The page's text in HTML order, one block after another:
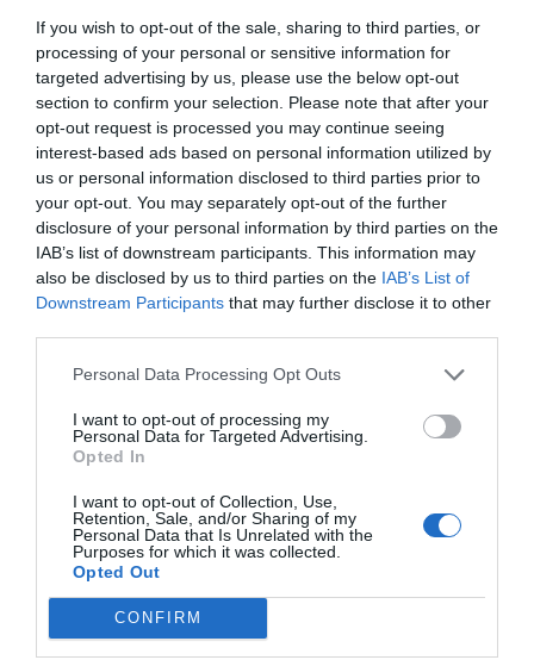
If you wish to opt-out of the sale, sharing to third parties, or
processing of your personal or sensitive information for
targeted advertising by us, please use the below opt-out
section to confirm your selection. Please note that after your
opt-out request is processed you may continue seeing
interest-based ads based on personal information utilized by
us or personal information disclosed to third parties prior to
your opt-out. You may separately opt-out of the further
disclosure of your personal information by third parties on the
IAB’s list of downstream participants. This information may
also be disclosed by us to third parties on the IAB’s List of
Downstream Participants that may further disclose it to other
Personal Data Processing Opt Outs
I want to opt-out of processing my
Personal Data for Targeted Advertising.
Opted In
I want to opt-out of Collection, Use,
Retention, Sale, and/or Sharing of my
Personal Data that Is Unrelated with the
Purposes for which it was collected.
Opted Out
CONFIRM
ΣΧΟΛΙΟ
Αποστολή
ΣΑΣ ΠΡΟΤΕΙΝΟΥΜΕ ΑΚΟΜΗ